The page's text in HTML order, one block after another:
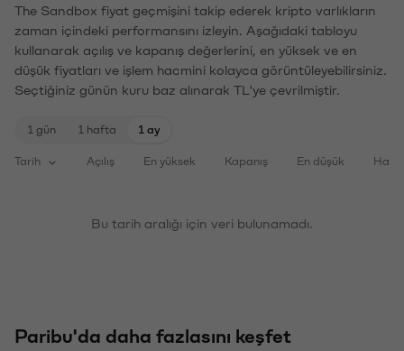
The Sandbox fiyat geçmişini takip ederek kripto varlıkların
zaman içindeki performansını izleyin. Aşağıdaki tabloyu
kullanarak açılış ve kapanış değerlerini, en yüksek ve en
düşük fiyatları ve işlem hacmini kolayca görüntüleyebilirsiniz.
Seçtiğiniz günün kuru baz alınarak TL'ye çevrilmiştir.
1 gün 1 hafta 1 ay
Tarih Açılış En yüksek Kapanış En düşük
Bu tarih aralığı için veri bulunamadı.
Paribu'da daha fazlasını keşfet